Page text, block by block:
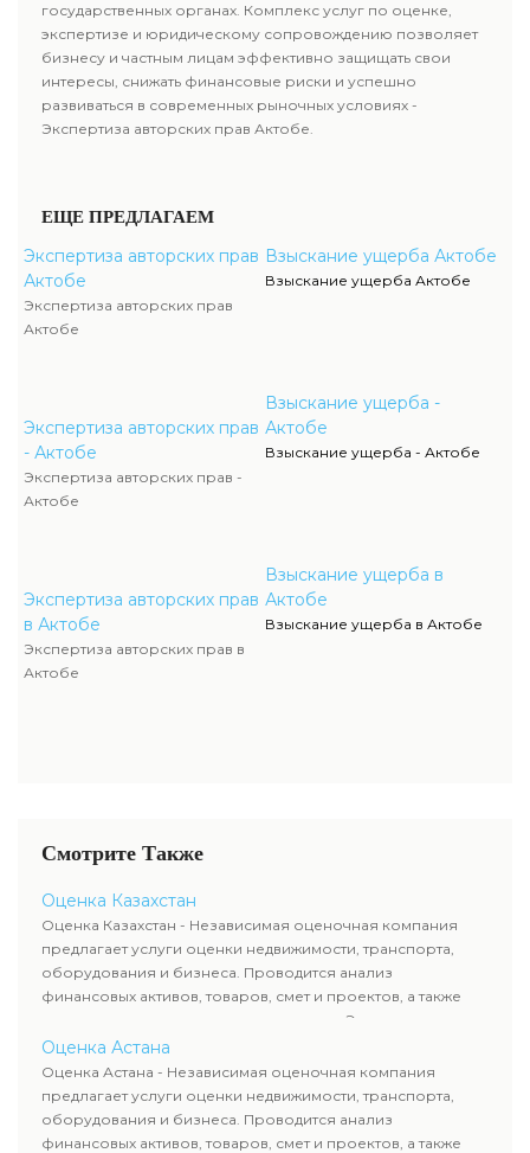
государственных органах. Комплекс услуг по оценке,
экспертизе и юридическому сопровождению позволяет
бизнесу и частным лицам эффективно защищать свои
интересы, снижать финансовые риски и успешно
развиваться в современных рыночных условиях -
Экспертиза авторских прав Актобе.
ЕЩЕ ПРЕДЛАГАЕМ
Экспертиза авторских прав
Актобе
Экспертиза авторских прав
Актобе
Экспертиза авторских прав
- Актобе
Экспертиза авторских прав -
Актобе
Экспертиза авторских прав
в Актобе
Экспертиза авторских прав в
Актобе
Взыскание ущерба Актобе
Взыскание ущерба Актобе
Взыскание ущерба -
Актобе
Взыскание ущерба - Актобе
Взыскание ущерба в
Актобе
Взыскание ущерба в Актобе
Смотрите Также
Оценка Казахстан
Оценка Казахстан - Независимая оценочная компания
предлагает услуги оценки недвижимости, транспорта,
оборудования и бизнеса. Проводится анализ
финансовых активов, товаров, смет и проектов, а также
оценка животных и недропользования. Эксперты
определяют рыночную стоимость имущества и
рассчитывают ущерб. Все отчеты соответствуют
требованиям законодательства и используются для
сделок, кредитования и судебных процессов.
Оценка Астана
Оценка Астана - Независимая оценочная компания
предлагает услуги оценки недвижимости, транспорта,
оборудования и бизнеса. Проводится анализ
финансовых активов, товаров, смет и проектов, а также